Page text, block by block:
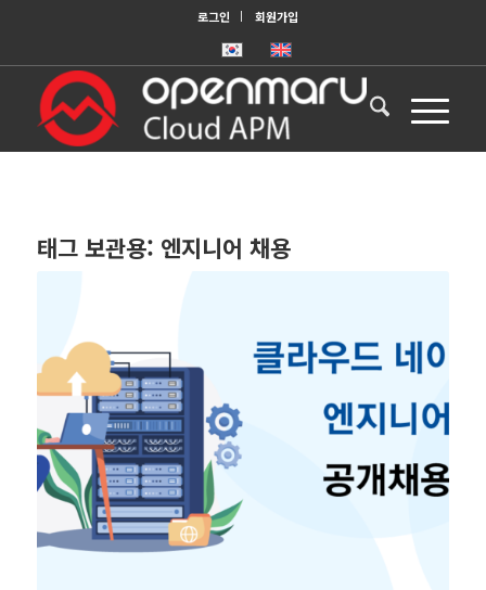
로그인 회원가입
태그 보관용: 엔지니어 채용